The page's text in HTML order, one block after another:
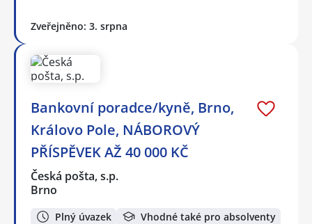
Zveřejněno: 3. srpna
Bankovní poradce/kyně, Brno,
Královo Pole, NÁBOROVÝ
PŘÍSPĚVEK AŽ 40 000 KČ
Česká pošta, s.p.
Brno
Plný úvazek Vhodné také pro absolventy